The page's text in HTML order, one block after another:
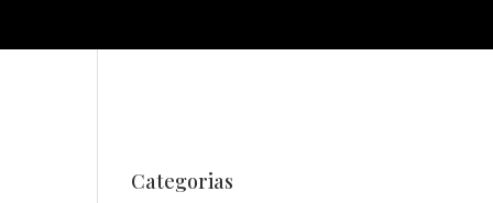
Categorias